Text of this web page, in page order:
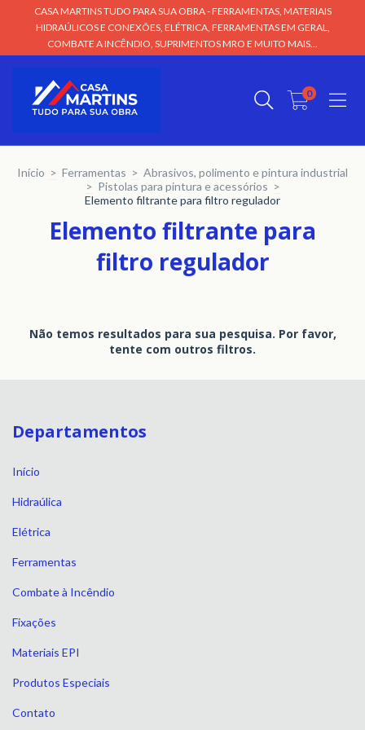
CASA MARTINS TUDO PARA SUA OBRA - FERRAMENTAS, MATERIAIS
HIDRAÚLICOS E CONEXÕES, ELÉTRICA, FERRAMENTAS EM GERAL,
COMBATE A INCÊNDIO, SUPRIMENTOS MRO E MUITO MAIS...
0
Início > Ferramentas > Abrasivos, polimento e pintura industrial
> Pistolas para pintura e acessórios >
Elemento filtrante para filtro regulador
Elemento filtrante para
filtro regulador
Não temos resultados para sua pesquisa. Por favor,
tente com outros filtros.
Departamentos
Início
Hidraúlica
Elétrica
Ferramentas
Combate à Incêndio
Fixações
Materiais EPI
Produtos Especiais
Contato